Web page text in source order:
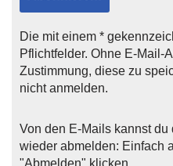
Die mit einem *
Pflichtfelder. Ohne E-Mail-
Zustimmung, diese zu
nicht anmelden.
Von den E-Mails kannst
wieder abmelden: Einfach
"Abmelden" klicken.